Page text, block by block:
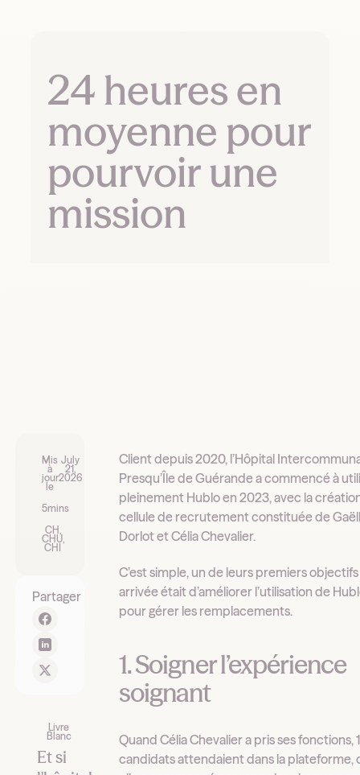
24 heures en
moyenne pour
pourvoir une
mission
Mis
à
jour
le
July
21,
2026
5mins
CH,
CHU,
CHI
Partager
Livre
Blanc
Et si
Client depuis 2020, l’Hôpital
Presqu’Île de Guérande a commencé à
pleinement Hublo en 2023, avec la
cellule de recrutement constituée de
Dorlot et Célia Chevalier.
C’est simple, un de leurs premiers
arrivée était d’améliorer l’utilisation de
pour gérer les remplacements.
1. Soigner l’expérience
soignant
Quand Célia Chevalier a pris ses fonctions,
candidats attendaient dans la plateforme,